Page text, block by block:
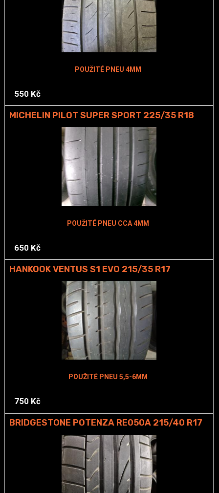
POUŽITÉ PNEU 4MM
550 Kč
MICHELIN PILOT SUPER SPORT 225/35 R18
POUŽITÉ PNEU CCA 4MM
650 Kč
HANKOOK VENTUS S1 EVO 215/35 R17
POUŽITÉ PNEU 5,5-6MM
750 Kč
BRIDGESTONE POTENZA RE050A 215/40 R17